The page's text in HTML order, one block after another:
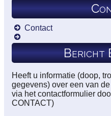
Contact
Bericht
Heeft u informatie (doop,
gegevens) over een van
via het contactformulier
CONTACT)